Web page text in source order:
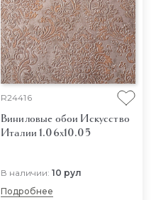
R24416
Виниловые обои Искусство
Италии 1.06x10.05
В наличии: 10 рул
Подробнее